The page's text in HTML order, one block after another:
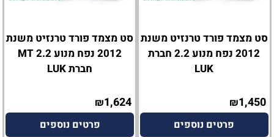
סט מצמד פורד טרנזיט משנת
2012 נפח מנוע 2.2 חברת
LUK
₪1,450
פרטים נוספים
סט מצמד פורד טרנזיט משנת
2012 נפח מנוע 2.2 MT
חברת LUK
₪1,624
פרטים נוספים